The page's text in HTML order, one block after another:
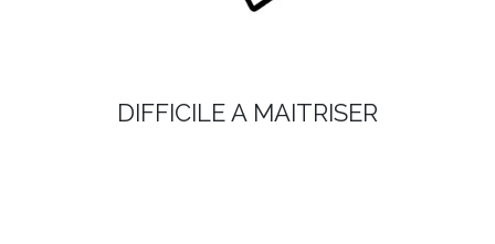
DIFFICILE A MAITRISER